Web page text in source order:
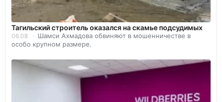
Тагильский строитель оказался на скамье подсудимых
06.08
Шамси Ахмадова обвиняют в мошенничестве в
особо крупном размере.